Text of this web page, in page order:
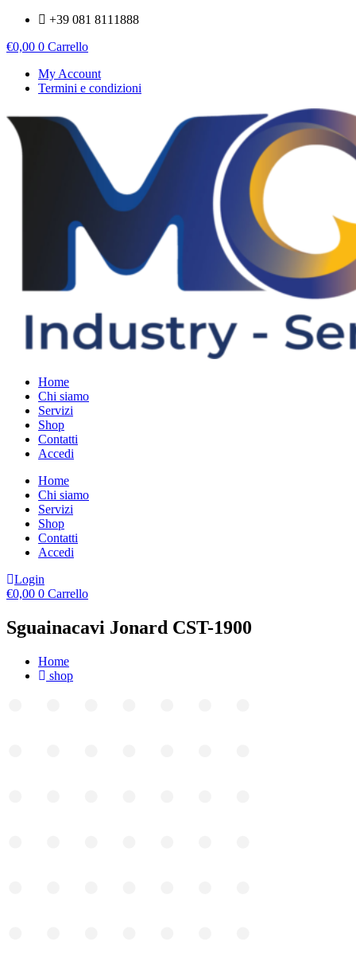
contenuto
+39 081 8111888
€0,00 0 Carrello
My Account
Termini e condizioni
Home
Chi siamo
Servizi
Shop
Contatti
Accedi
Home
Chi siamo
Servizi
Shop
Contatti
Accedi
Login
€0,00 0 Carrello
Sguainacavi Jonard CST-1900
Home
shop